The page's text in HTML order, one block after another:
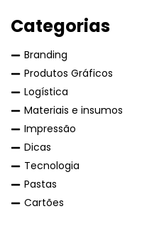
Categorias
Branding
Produtos Gráficos
Logística
Materiais e insumos
Impressão
Dicas
Tecnologia
Pastas
Cartões